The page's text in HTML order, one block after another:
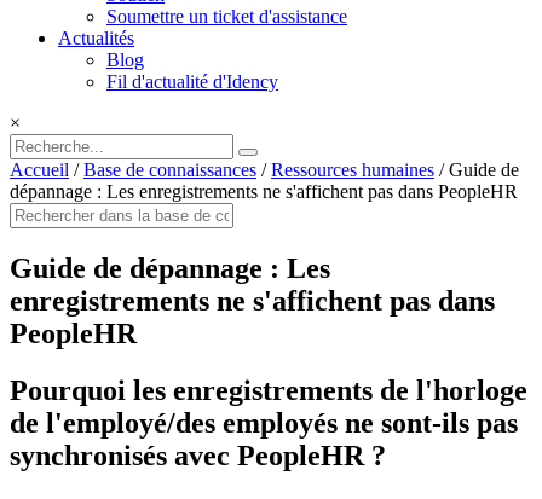
Soumettre un ticket d'assistance
Actualités
Blog
Fil d'actualité d'Idency
×
Accueil / Base de connaissances / Ressources humaines / Guide de
dépannage : Les enregistrements ne s'affichent pas dans PeopleHR
Guide de dépannage : Les
enregistrements ne s'affichent pas dans
PeopleHR
Pourquoi les enregistrements de l'horloge
de l'employé/des employés ne sont-ils pas
synchronisés avec PeopleHR ?